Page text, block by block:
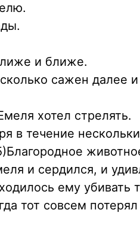
и ближе.
сажен далее и
хотел стрелять.
в течение
и сердился, и
ему убивать
тот совсем